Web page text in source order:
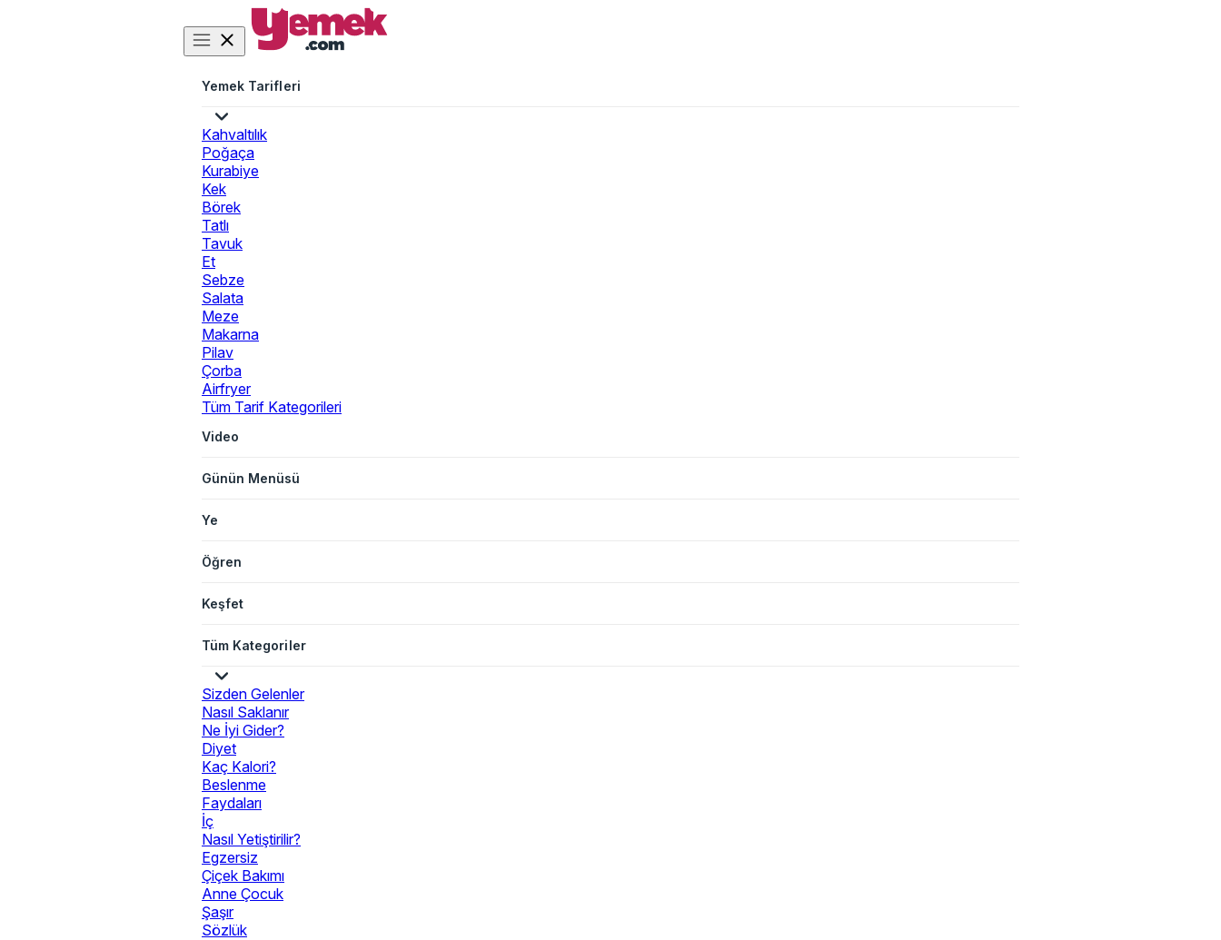
Yemek Tarifleri
Kahvaltılık
Poğaça
Kurabiye
Kek
Börek
Tatlı
Tavuk
Et
Sebze
Salata
Meze
Makarna
Pilav
Çorba
Airfryer
Tüm Tarif Kategorileri
Video
Günün Menüsü
Ye
Öğren
Keşfet
Tüm Kategoriler
Sizden Gelenler
Nasıl Saklanır
Ne İyi Gider?
Diyet
Kaç Kalori?
Beslenme
Faydaları
İç
Nasıl Yetiştirilir?
Egzersiz
Çiçek Bakımı
Anne Çocuk
Şaşır
Sözlük